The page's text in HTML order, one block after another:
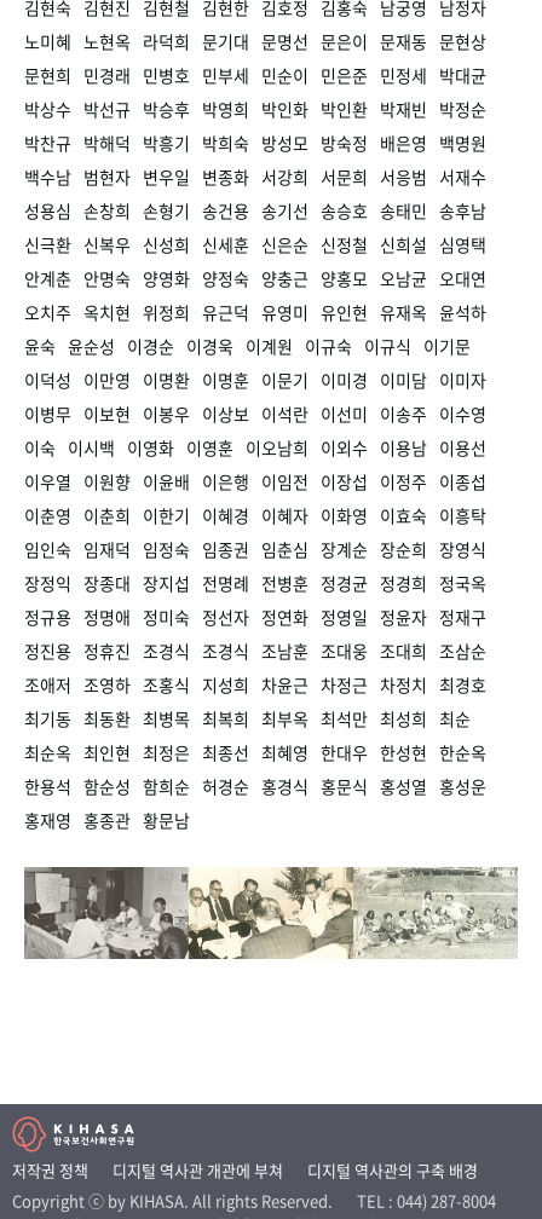
김현숙 김현진 김현철 김현한 김호정 김홍숙 남궁영
남정자
노미혜 노현옥 라덕희 문기대 문명선 문은이 문재동 문현상
문현희
민경래 민병호 민부세 민순이 민은준 민정세 박대균
박상수 박선규 박승후 박영희 박인화 박인환 박재빈
박정순
박찬규 박해덕 박흥기 박희숙 방성모 방숙정 배은영
백명원
백수남 범현자 변우일 변종화 서강희 서문희 서응범
서재수
성용심 손창희 손형기 송건용 송기선 송승호 송태민 송후남
신극환 신복우 신성희 신세훈 신은순 신정철 신희설
심영택
안계춘 안명숙 양영화 양정숙 양충근 양홍모 오남균 오대연
오치주 옥치현 위정희 유근덕 유영미 유인현 유재옥 윤석하
윤숙 윤순성 이경순 이경욱 이계원 이규숙 이규식
이기문
이덕성
이만영 이명환 이명훈 이문기 이미경 이미담 이미자
이병무 이보현 이봉우 이상보 이석란 이선미 이송주 이수영
이숙 이시백 이영화 이영훈 이오남희 이외수 이용남 이용선
이우열
이원향 이윤배 이은행 이임전 이장섭 이정주 이종섭
이춘영
이춘희 이한기 이혜경 이혜자 이화영 이효숙 이흥탁
임인숙 임재덕 임정숙 임종권 임춘심 장계순 장순희 장영식
장정익 장종대 장지섭 전명례 전병훈 정경균 정경희
정국옥
정규용 정명애 정미숙 정선자 정연화 정영일 정윤자 정재구
정진용 정휴진 조경식 조경식 조남훈 조대웅 조대희 조삼순
조애저 조영하 조홍식 지성희 차윤근 차정근 차정치 최경호
최기동 최동환 최병목 최복희 최부옥 최석만 최성희 최순
최순옥 최인현 최정은 최종선 최혜영 한대우 한성현 한순옥
한용석 함순성 함희순 허경순 홍경식 홍문식 홍성열 홍성운
홍재영 홍종관 황문남
저작권 정책 디지털 역사관 개관에 부쳐
디지털 역사관의 구축 배경
Copyright ⓒ by KIHASA. All rights Reserved.
TEL : 044) 287-8004